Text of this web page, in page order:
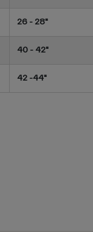
26 - 28"
40 - 42"
42 -44"